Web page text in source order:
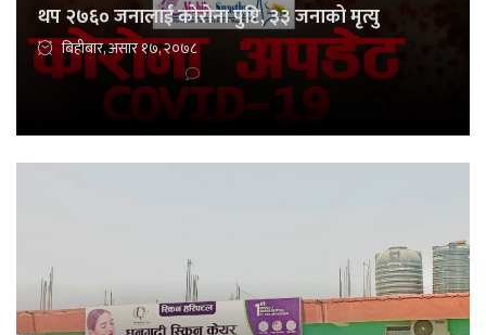
थप २७६० जनालाई कोरोना पुष्टि, ३३ जनाको मृत्यु
बिहीबार, असार १७, २०७८